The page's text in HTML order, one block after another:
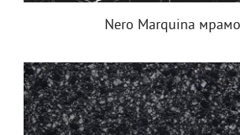
Nero Marquina